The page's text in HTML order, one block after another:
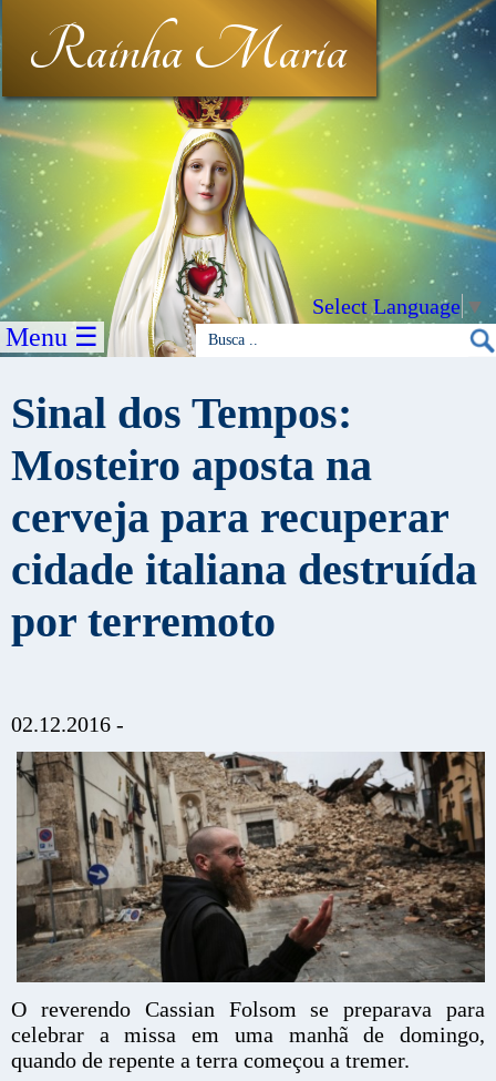
Rainha Maria
Select Language ▼
Menu ☰
Sinal dos Tempos:
Mosteiro aposta na
cerveja para recuperar
cidade italiana destruída
por terremoto
02.12.2016 -
O reverendo Cassian Folsom se preparava para
celebrar a missa em uma manhã de domingo,
quando de repente a terra começou a tremer.